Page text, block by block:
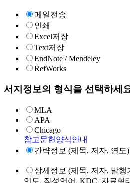
메일전송
인쇄
Excel저장
Text저장
EndNote / Mendeley
RefWorks
서지정보의 형식을 선택하세
MLA
APA
Chicago
참고문헌양식안내
간략정보 (제목, 저자, 연도)
상세정보 (제목, 저자, 발행